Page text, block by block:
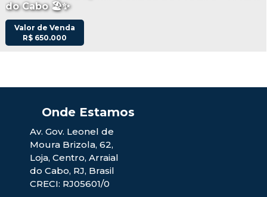
do Cabo 🏖️✨
R$ 650.000
Valor de Venda
Av. Gov. Leonel de
Moura Brizola, 62,
Loja, Centro, Arraial
do Cabo, RJ, Brasil
CRECI: RJ05601/0